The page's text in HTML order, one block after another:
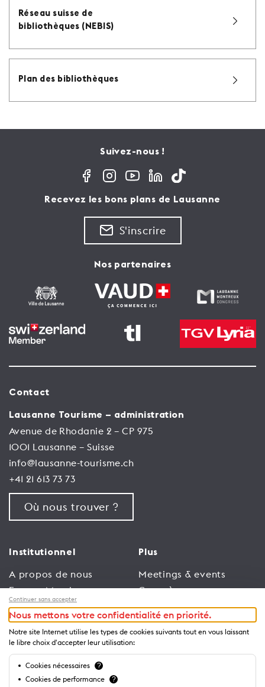
Réseau suisse de
bibliothèques (NEBIS)
Plan des bibliothèques
Suivez-nous !
Recevez les bons plans de Lausanne
S'inscrire
Nos partenaires
Contact
Lausanne Tourisme – administration
Avenue de Rhodanie 2 – CP 975
1001 Lausanne – Suisse
info@lausanne-tourisme.ch
+41 21 613 73 73
Où nous trouver ?
Institutionnel
A propos de nous
Espace Membres
Emploi
Conditions générales
d’utilisation
Politique de
confidentialité
Plus
Meetings & events
Congrès
Trade
Espace Médias
Annonceurs
Brochures et guides
Continuer sans accepter
Nous mettons votre confidentialité en priorité.
Notre site Internet utilise les types de cookies suivants tout en vous laissant
le libre choix d'accepter leur utilisation:
Cookies nécessaires ?
Cookies de performance ?